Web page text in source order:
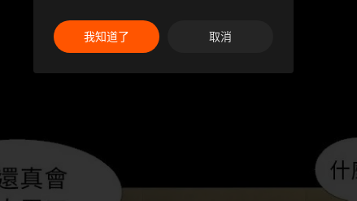
我知道了 取消